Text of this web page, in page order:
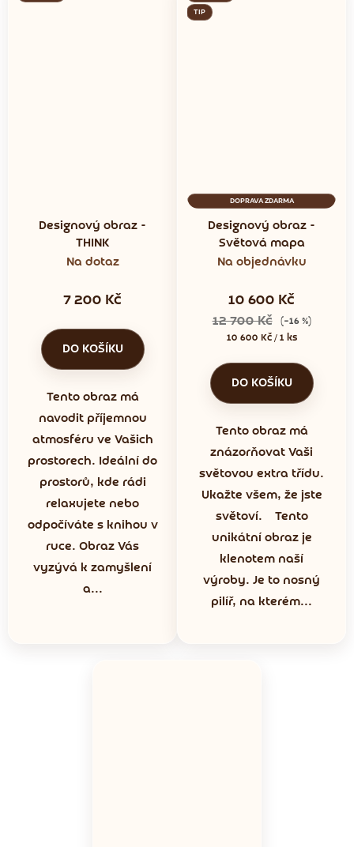
Designový obraz -
THINK
Na dotaz
7 200 Kč
DO KOŠÍKU
Tento obraz má
navodit příjemnou
atmosféru ve Vašich
prostorech. Ideální do
prostorů, kde rádi
relaxujete nebo
odpočíváte s knihou v
ruce. Obraz Vás
vyzývá k zamyšlení
a...
TIP
DOPRAVA ZDARMA
Designový obraz -
Světová mapa
Na objednávku
10 600 Kč
12 700 Kč
(–16 %)
Měrná
10 600 Kč / 1 ks
DO KOŠÍKU
Tento obraz má
znázorňovat Vaši
světovou extra třídu.
Ukažte všem, že jste
světoví. Tento
unikátní obraz je
klenotem naší
výroby. Je to nosný
pilíř, na kterém...